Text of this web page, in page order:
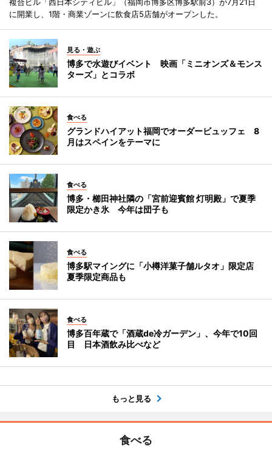
に開業し、1階・商業ゾーンに飲食店5店舗がオープンした。
見る・遊ぶ
博多で水遊びイベント 映画「ミニオンズ＆モンス
ターズ」とコラボ
食べる
グランドハイアット福岡でオーダービュッフェ 8
月はスペインをテーマに
食べる
博多・櫛田神社隣の「宮前迎賓館 灯明殿」で夏季
限定かき氷 今年は団子も
食べる
博多駅マイングに「小樽洋菓子舗ルタオ」限定店
夏季限定商品も
食べる
博多百年蔵で「酒蔵de冷ガーデン」、今年で10回
目 日本酒飲み比べなど
もっと見る
食べる